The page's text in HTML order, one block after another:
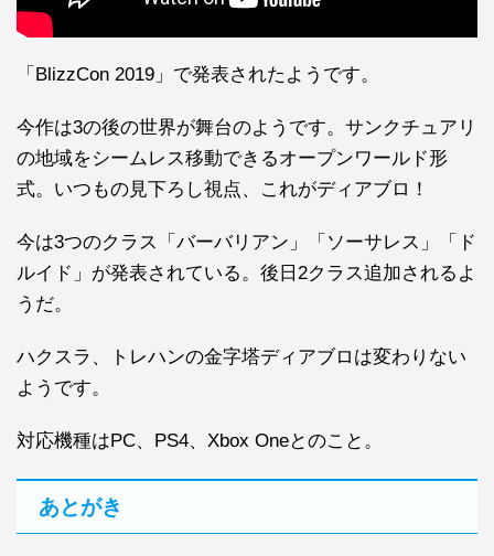
「BlizzCon 2019」で発表されたようです。
今作は3の後の世界が舞台のようです。サンクチュアリ
の地域をシームレス移動できるオープンワールド形
式。いつもの見下ろし視点、これがディアブロ！
今は3つのクラス「バーバリアン」「ソーサレス」「ド
ルイド」が発表されている。後日2クラス追加されるよ
うだ。
ハクスラ、トレハンの金字塔ディアブロは変わりない
ようです。
対応機種はPC、PS4、Xbox Oneとのこと。
あとがき